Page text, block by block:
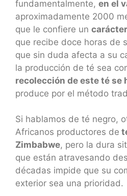
fundamentalmente, en el
aproximadamente 2000
que le confiere un
que recibe doce horas de
que sin duda afecta a su
la producción de té sea
recolección de este té se
produce por el método
Si hablamos de té negro,
Africanos productores de
Zimbabwe, pero la dura
que están atravesando
décadas impide que su
exterior sea una prioridad.